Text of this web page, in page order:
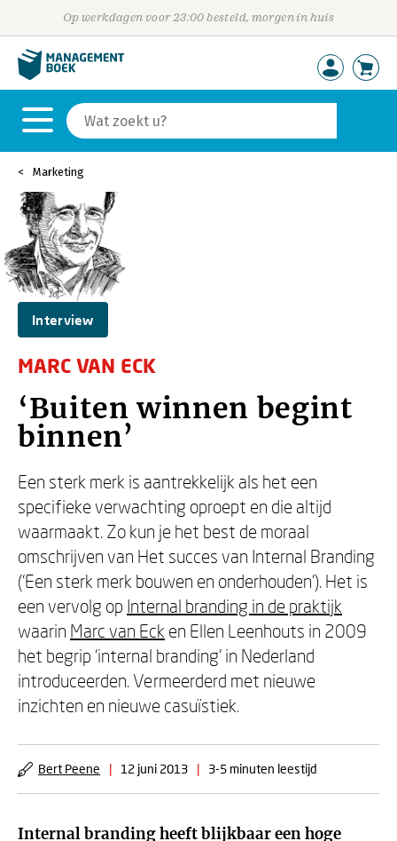
Op werkdagen voor 23:00 besteld, morgen in huis
Marketing
Interview
MARC VAN ECK
‘Buiten winnen begint
binnen’
Een sterk merk is aantrekkelijk als het een
specifieke verwachting oproept en die altijd
waarmaakt. Zo kun je het best de moraal
omschrijven van Het succes van Internal Branding
(‘Een sterk merk bouwen en onderhouden’). Het is
een vervolg op Internal branding in de praktijk
waarin Marc van Eck en Ellen Leenhouts in 2009
het begrip ‘internal branding’ in Nederland
introduceerden. Vermeerderd met nieuwe
inzichten en nieuwe casuïstiek.
Bert Peene | 12 juni 2013 | 3-5 minuten leestijd
Internal branding heeft blijkbaar een hoge